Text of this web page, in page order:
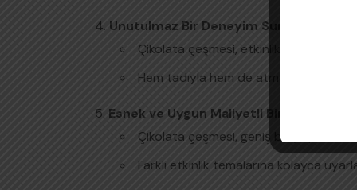
Unutulmaz Bir Deneyim Sunar:
Çikolata çeşmesi, etkinliklerinizi
Hem tadıyla hem de atmosferiyle
Esnek ve Uygun Maliyetli Bir Seçenek
Çikolata çeşmesi, geniş bir yelpazede
Farklı etkinlik temalarına kolayca